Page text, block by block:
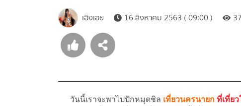
เอิงเอย 16 สิงหาคม 2563 ( 09:00 )
วันนี้เราจะพาไปปักหมุดชิล เที่ยวนครนายก ที่เที่ยว